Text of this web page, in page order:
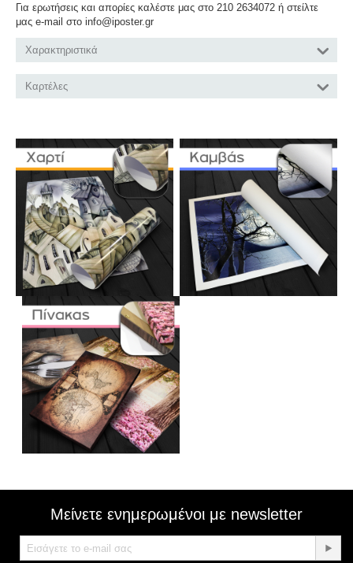
Για ερωτήσεις και απορίες καλέστε μας στο 210 2634072 ή στείλτε
μας e-mail στο info@iposter.gr
Χαρακτηριστικά
Καρτέλες
Μείνετε ενημερωμένοι με newsletter